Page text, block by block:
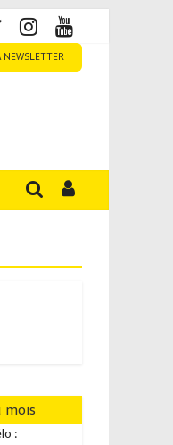
NEWSLETTER
mois
: